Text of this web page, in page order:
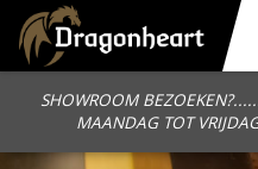
SHOWROOM
MAANDAG TOT